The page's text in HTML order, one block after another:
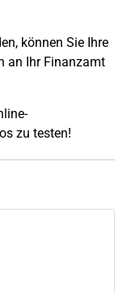
können Sie Ihre
an Ihr Finanzamt
zu testen!